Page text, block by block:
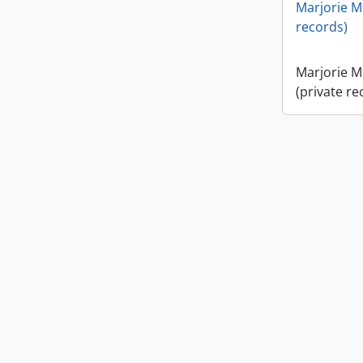
Marjorie
Marjorie
records)
Marjorie
(private